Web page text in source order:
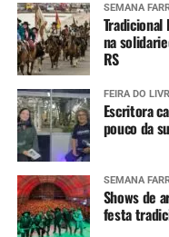
SEMANA
na
RS
FEIRA DO
Escritora
pouco da
SEMANA
Shows de
festa